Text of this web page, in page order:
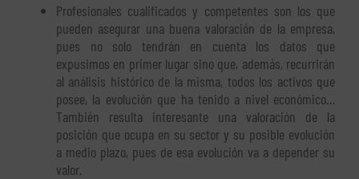
Profesionales cualificados y competentes son los que
pueden asegurar una buena valoración de la empresa,
pues no solo tendrán en cuenta los datos que
expusimos en primer lugar sino que, además, recurrirán
al análisis histórico de la misma, todos los activos que
posee, la evolución que ha tenido a nivel económico…
También resulta interesante una valoración de la
posición que ocupa en su sector y su posible evolución
a medio plazo, pues de esa evolución va a depender su
valor.